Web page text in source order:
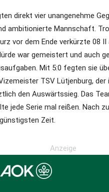
direkt vier unangenehme
ambitionierte Mannschaft.
vor dem Ende verkürzte 08
war gemeistert und auch
Mit 5:0 fegten sie
TSV Lütjenburg, der
den Auswärtssieg. Das
jede Serie mal reißen. Nach
Zeit.
Anzeige